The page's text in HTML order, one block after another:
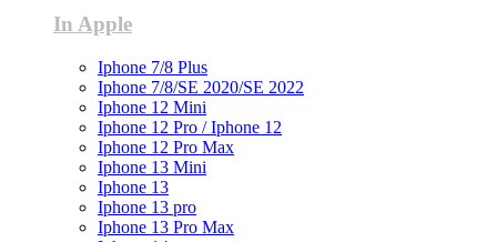
In Apple
Iphone 7/8 Plus
Iphone 7/8/SE 2020/SE 2022
Iphone 12 Mini
Iphone 12 Pro / Iphone 12
Iphone 12 Pro Max
Iphone 13 Mini
Iphone 13
Iphone 13 pro
Iphone 13 Pro Max